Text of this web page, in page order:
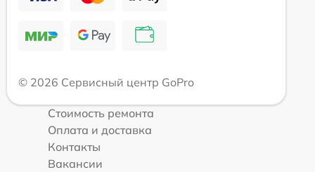
© 2026 Сервисный центр GoPro
Стоимость ремонта
Оплата и доставка
Контакты
Вакансии